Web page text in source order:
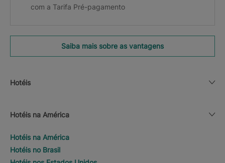
com a Tarifa Pré-pagamento
Saiba mais sobre as vantagens
Hotéis
Hotéis na América
Hotéis na América
Hotéis no Brasil